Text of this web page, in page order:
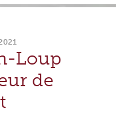
Loup
de